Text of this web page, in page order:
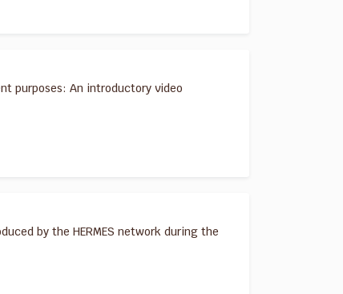
purposes: An introductory video
by the HERMES network during the